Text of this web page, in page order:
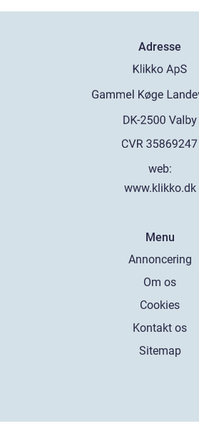
Adresse
web:
www.klikko.dk
Menu
Annoncering
Om os
Cookies
Kontakt os
Sitemap